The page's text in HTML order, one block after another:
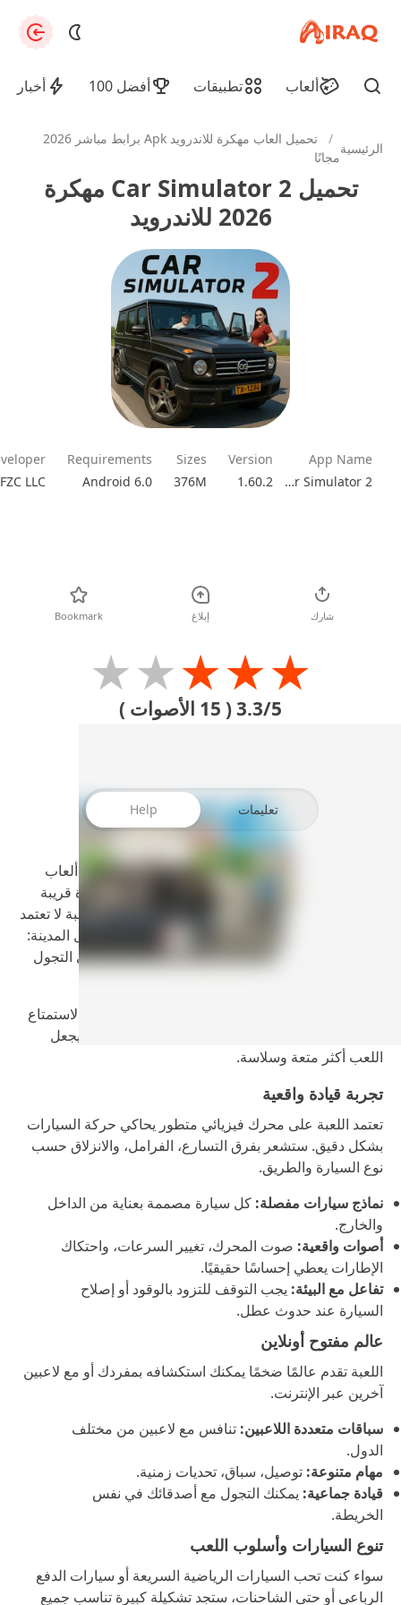
apkiraq.com
ألعاب تطبيقات أفضل 100 أخبار Find
الرئيسية
/
تحميل العاب مهكرة للاندرويد Apk برابط مباشر 2026
مجانًا
تحميل Car Simulator 2 مهكرة
2026 للاندرويد
App Name
Car Simulator 2
Version
1.60.2
Sizes
376M
Requirements
Android 6.0
شارك إبلاغ Bookmark
★
★
★
★
★
3.3/5( 15 الأصوات )
تعليمات Help
Car Simulator 2 مهكرة 2026 هي واحدة من أفضل ألعاب
المحاكاة على الهواتف الذكية، حيث تمنحك تجربة قيادة قريبة
جدًا من الواقع داخل عالم مفتوح مليء بالتفاصيل. اللعبة لا تعتمد
فقط على السباقات، بل تركز على أسلوب الحياة داخل المدينة:
شراء السيارات، التزود بالوقود، إصلاح الأعطال، وحتى التجول
بحرية في الشوارع وكأنك تقود سيارة حقيقية.
النسخة المهكرة تضيف بعدًا جديدًا للتجربة، إذ تتيح لك الاستمتاع
بكل المحتوى دون قيود مالية أو إعلانات مزعجة، مما يجعل
اللعب أكثر متعة وسلاسة.
تجربة قيادة واقعية
تعتمد اللعبة على محرك فيزيائي متطور يحاكي حركة السيارات
بشكل دقيق. ستشعر بفرق التسارع، الفرامل، والانزلاق حسب
نوع السيارة والطريق.
نماذج سيارات مفصلة: كل سيارة مصممة بعناية من الداخل
والخارج.
أصوات واقعية: صوت المحرك، تغيير السرعات، واحتكاك
الإطارات يعطي إحساسًا حقيقيًا.
تفاعل مع البيئة: يجب التوقف للتزود بالوقود أو إصلاح
السيارة عند حدوث عطل.
عالم مفتوح أونلاين
اللعبة تقدم عالمًا ضخمًا يمكنك استكشافه بمفردك أو مع لاعبين
آخرين عبر الإنترنت.
سباقات متعددة اللاعبين: تنافس مع لاعبين من مختلف
الدول.
مهام متنوعة: توصيل، سباق، تحديات زمنية.
قيادة جماعية: يمكنك التجول مع أصدقائك في نفس
الخريطة.
تنوع السيارات وأسلوب اللعب
سواء كنت تحب السيارات الرياضية السريعة أو سيارات الدفع
الرباعي أو حتى الشاحنات، ستجد تشكيلة كبيرة تناسب جميع